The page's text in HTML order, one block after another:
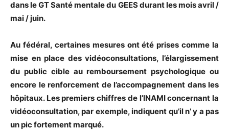
dans le GT Santé mentale du GEES durant les mois avril /
mai / juin.
Au fédéral, certaines mesures ont été prises comme la
mise en place des vidéoconsultations, l’élargissement
du public cible au remboursement psychologique ou
encore le renforcement de l’accompagnement dans les
hôpitaux. Les premiers chiffres de l’INAMI concernant la
vidéoconsultation, par exemple, indiquent qu’il n’ y a pas
un pic fortement marqué.